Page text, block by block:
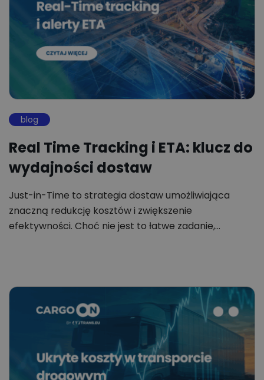
blog
Real Time Tracking i ETA: klucz do
wydajności dostaw
Just-in-Time to strategia dostaw umożliwiająca
znaczną redukcję kosztów i zwiększenie
efektywności. Choć nie jest to łatwe zadanie,…